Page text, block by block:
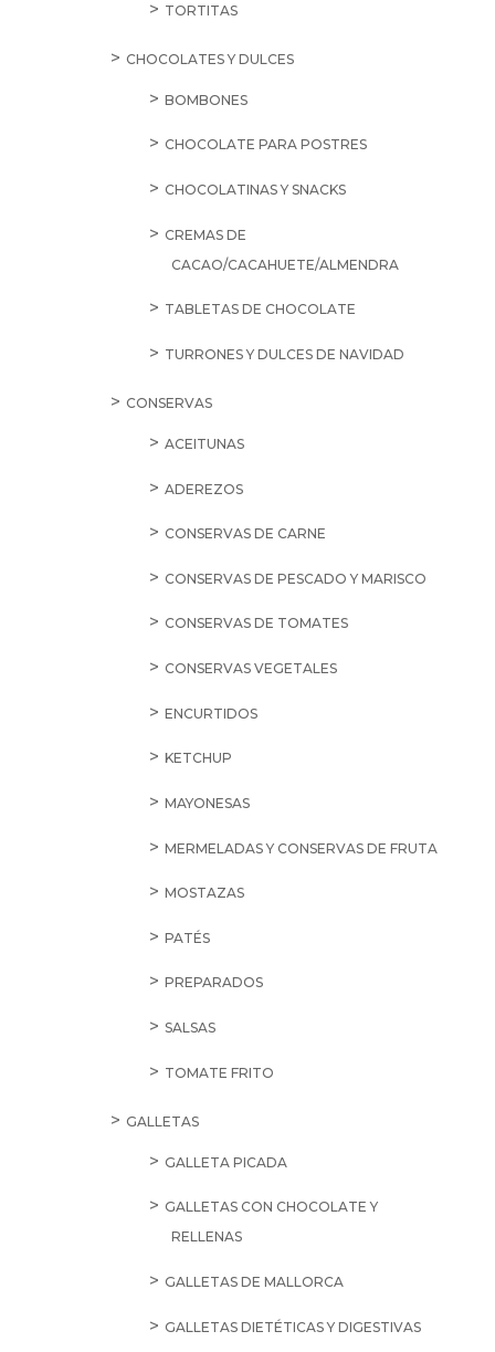
TORTITAS
CHOCOLATES Y DULCES
BOMBONES
CHOCOLATE PARA POSTRES
CHOCOLATINAS Y SNACKS
CREMAS DE
CACAO/CACAHUETE/ALMENDRA
TABLETAS DE CHOCOLATE
TURRONES Y DULCES DE NAVIDAD
CONSERVAS
ACEITUNAS
ADEREZOS
CONSERVAS DE CARNE
CONSERVAS DE PESCADO Y MARISCO
CONSERVAS DE TOMATES
CONSERVAS VEGETALES
ENCURTIDOS
KETCHUP
MAYONESAS
MERMELADAS Y CONSERVAS DE FRUTA
MOSTAZAS
PATÉS
PREPARADOS
SALSAS
TOMATE FRITO
GALLETAS
GALLETA PICADA
GALLETAS CON CHOCOLATE Y
RELLENAS
GALLETAS DE MALLORCA
GALLETAS DIETÉTICAS Y DIGESTIVAS